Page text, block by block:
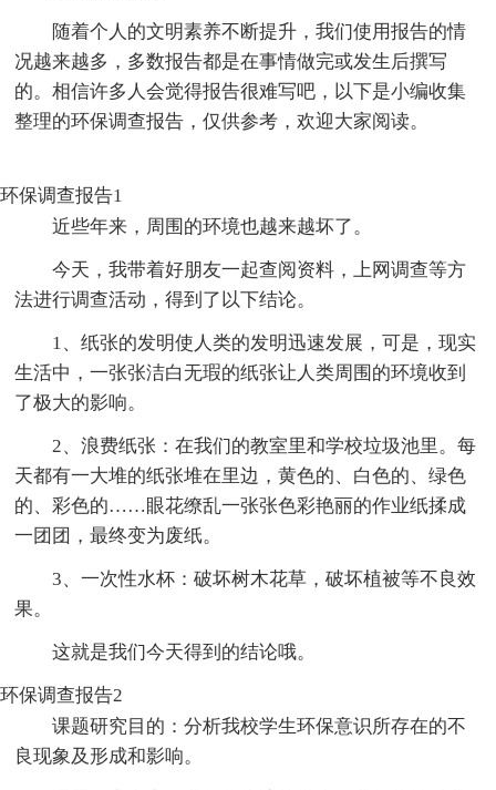
随着个人的文明素养不断提升，我们使用报告的情
况越来越多，多数报告都是在事情做完或发生后撰写
的。相信许多人会觉得报告很难写吧，以下是小编收集
整理的环保调查报告，仅供参考，欢迎大家阅读。
环保调查报告1
近些年来，周围的环境也越来越坏了。
今天，我带着好朋友一起查阅资料，上网调查等方
法进行调查活动，得到了以下结论。
1、纸张的发明使人类的发明迅速发展，可是，现实
生活中，一张张洁白无瑕的纸张让人类周围的环境收到
了极大的影响。
2、浪费纸张：在我们的教室里和学校垃圾池里。每
天都有一大堆的纸张堆在里边，黄色的、白色的、绿色
的、彩色的……眼花缭乱一张张色彩艳丽的作业纸揉成
一团团，最终变为废纸。
3、一次性水杯：破坏树木花草，破坏植被等不良效
果。
这就是我们今天得到的结论哦。
环保调查报告2
课题研究目的：分析我校学生环保意识所存在的不
良现象及形成和影响。